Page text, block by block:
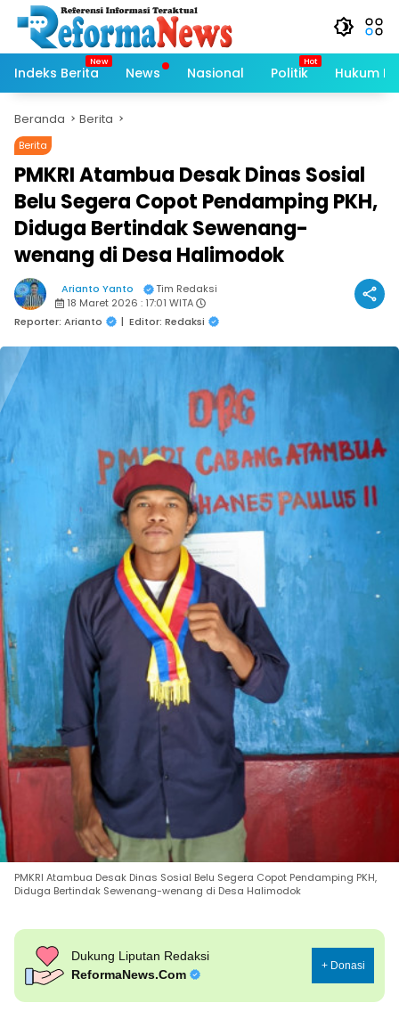
Langsung
konten
Indeks Berita
News Nasional Politik Hukum
Beranda Berita
Berita
PMKRI Atambua Desak Dinas Sosial
Belu Segera Copot Pendamping PKH,
Diduga Bertindak Sewenang-
wenang di Desa Halimodok
Arianto Yanto
Tim Redaksi
18 Maret 2026 : 17:01 WITA
Reporter: Arianto
| Editor: Redaksi
PMKRI Atambua Desak Dinas Sosial Belu Segera Copot Pendamping PKH,
Diduga Bertindak Sewenang-wenang di Desa Halimodok
Dukung Liputan Redaksi
ReformaNews.Com
+ Donasi